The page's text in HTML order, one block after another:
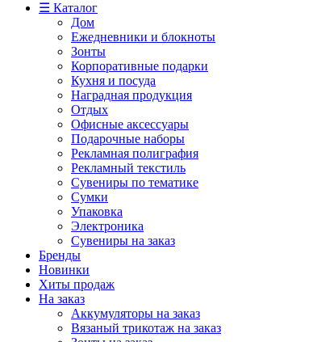
☰ Каталог
Дом
Ежедневники и блокноты
Зонты
Корпоративные подарки
Кухня и посуда
Наградная продукция
Отдых
Офисные аксессуары
Подарочные наборы
Рекламная полиграфия
Рекламный текстиль
Сувениры по тематике
Сумки
Упаковка
Электроника
Сувениры на заказ
Бренды
Новинки
Хиты продаж
На заказ
Аккумуляторы на заказ
Вязаный трикотаж на заказ